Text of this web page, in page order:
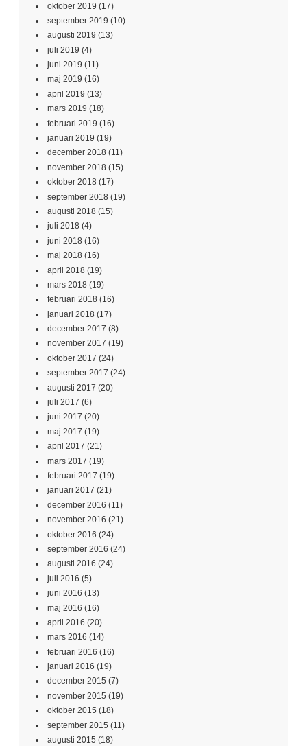
oktober 2019 (17)
september 2019 (10)
augusti 2019 (13)
juli 2019 (4)
juni 2019 (11)
maj 2019 (16)
april 2019 (13)
mars 2019 (18)
februari 2019 (16)
januari 2019 (19)
december 2018 (11)
november 2018 (15)
oktober 2018 (17)
september 2018 (19)
augusti 2018 (15)
juli 2018 (4)
juni 2018 (16)
maj 2018 (16)
april 2018 (19)
mars 2018 (19)
februari 2018 (16)
januari 2018 (17)
december 2017 (8)
november 2017 (19)
oktober 2017 (24)
september 2017 (24)
augusti 2017 (20)
juli 2017 (6)
juni 2017 (20)
maj 2017 (19)
april 2017 (21)
mars 2017 (19)
februari 2017 (19)
januari 2017 (21)
december 2016 (11)
november 2016 (21)
oktober 2016 (24)
september 2016 (24)
augusti 2016 (24)
juli 2016 (5)
juni 2016 (13)
maj 2016 (16)
april 2016 (20)
mars 2016 (14)
februari 2016 (16)
januari 2016 (19)
december 2015 (7)
november 2015 (19)
oktober 2015 (18)
september 2015 (11)
augusti 2015 (18)